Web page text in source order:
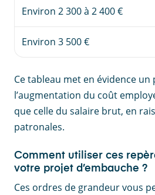
Environ 2 300 à 2 400 €
Environ 3 500 €
Ce tableau met en évidence un
l’augmentation du coût
que celle du salaire brut, en
patronales.
Comment utiliser ces
votre projet d’embauche ?
Ces ordres de grandeur vous